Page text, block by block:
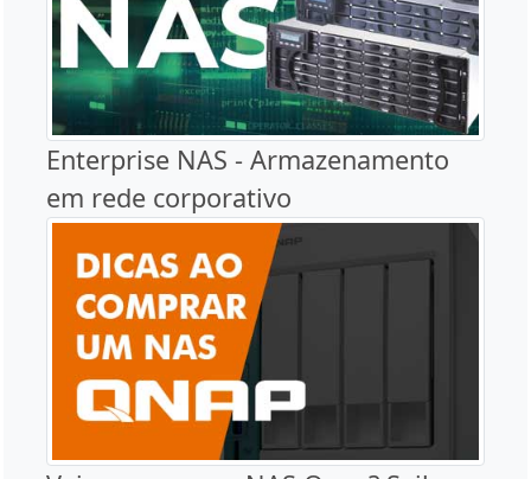
Enterprise NAS - Armazenamento
em rede corporativo